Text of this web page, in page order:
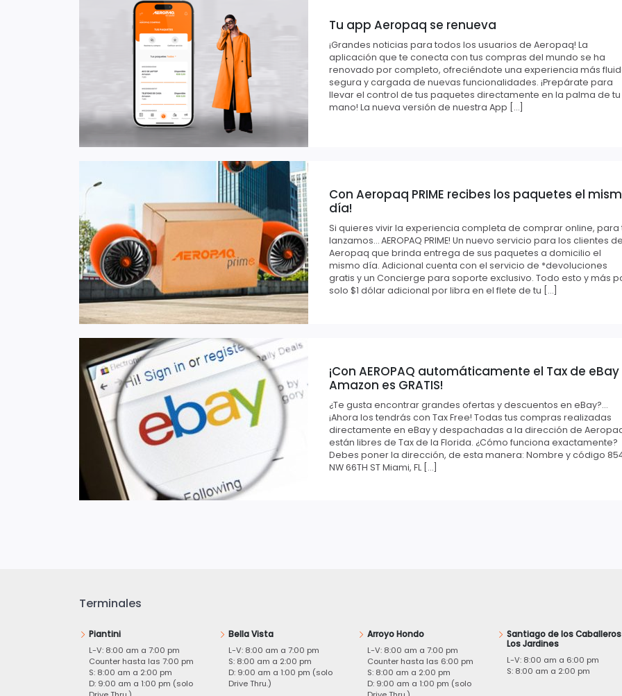
Tu app Aeropaq se renueva
¡Grandes noticias para todos los usuarios de Aeropaq! La
aplicación que te conecta con tus compras del mundo se ha
renovado por completo, ofreciéndote una experiencia más
segura y cargada de nuevas funcionalidades. ¡Prepárate para
llevar el control de tus paquetes directamente en la palma de tu
mano! La nueva versión de nuestra App […]
Con Aeropaq PRIME recibes los paquetes el
día!
Si quieres vivir la experiencia completa de comprar online, para
lanzamos… AEROPAQ PRIME! Un nuevo servicio para los clientes
Aeropaq que brinda entrega de sus paquetes a domicilio el
mismo día. Adicional cuenta con el servicio de *devoluciones
gratis y un Concierge para soporte exclusivo. Todo esto y más
solo $1 dólar adicional por libra en el flete de tu […]
¡Con AEROPAQ automáticamente el Tax de
Amazon es GRATIS!
¿Te gusta encontrar grandes ofertas y descuentos en eBay?…
¡Ahora los tendrás con Tax Free! Todas tus compras realizadas
directamente en eBay y despachadas a la dirección de
están libres de Tax de la Florida. ¿Cómo funciona exactamente?
Debes poner la dirección, de esta manera: Nombre y código
NW 66TH ST Miami, FL […]
Terminales
Piantini
L-V: 8:00 am a 7:00 pm
Counter hasta las 7:00 pm
S: 8:00 am a 2:00 pm
D: 9:00 am a 1:00 pm (solo
Bella Vista
L-V: 8:00 am a 7:00 pm
S: 8:00 am a 2:00 pm
D: 9:00 am a 1:00 pm (solo
Drive Thru.)
Arroyo Hondo
L-V: 8:00 am a 7:00 pm
Counter hasta las 6:00 pm
S: 8:00 am a 2:00 pm
D: 9:00 am a 1:00 pm (solo
Santiago de los
Los Jardines
L-V: 8:00 am a 6:00 pm
S: 8:00 am a 2:00 pm